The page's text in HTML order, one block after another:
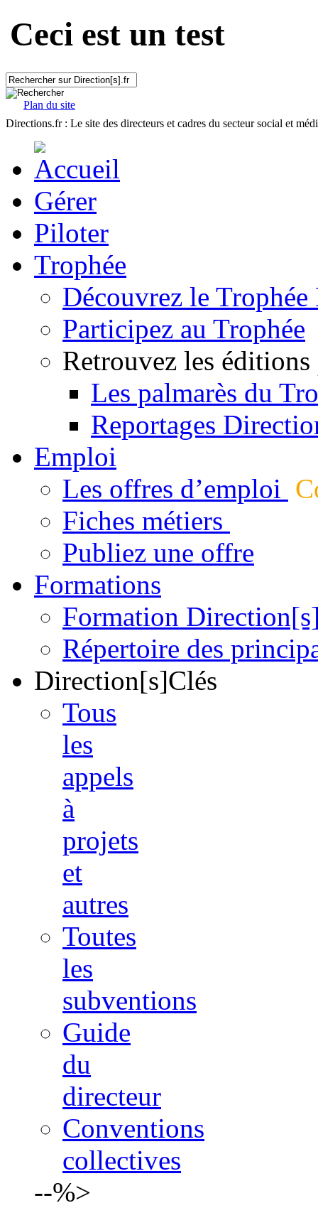
Ceci est un test
Plan du site
Directions.fr : Le site des directeurs et cadres du secteur social et
Gérer
Piloter
Trophée
Découvrez le
Participez au Trophée
Retrouvez les éditions
Les palmarès du
Reportages
Emploi
Les offres d’emploi
Fiches métiers
Publiez une offre
Formations
Formation
Répertoire des
Direction[s]Clés
Tous
les
appels
à
projets
et
autres
Toutes
les
subventions
Guide
du
directeur
Conventions
collectives
--%>